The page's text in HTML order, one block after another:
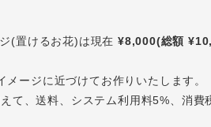
(置けるお花)は現在 ¥8,000(総額
ージに近づけてお作りいたします。
て、送料、システム利用料5%、消費